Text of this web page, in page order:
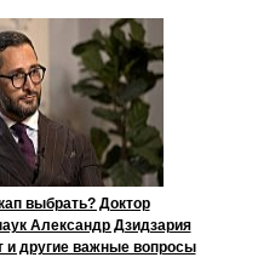
выбрать? Доктор
Александр Дзидзария
и другие важные вопросы